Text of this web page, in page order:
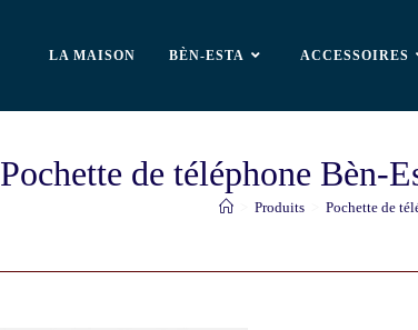
LA MAISON BÈN-ESTA ACCESSOIRES
Pochette de téléphone Bèn-
Produits Pochette de